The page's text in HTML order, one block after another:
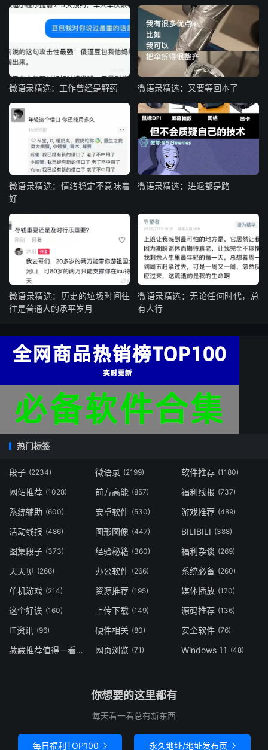
微语录精选：工作曾经是解药 微语录精选：又要等回本了
微语录精选：情绪稳定不意味着
好
微语录精选：进退都是路
微语录精选：历史的垃圾时间往
往是普通人的承平岁月
微语录精选：无论任何时代，总
有人行
热门标签
段子 (2234) 微语录 (2199) 软件推荐 (1180)
网站推荐 (1028) 前方高能 (857) 福利线报 (737)
系统辅助 (600) 安卓软件 (530) 游戏推荐 (489)
活动线报 (486) 图形图像 (447) BILIBILI (388)
图集段子 (373) 经验秘籍 (360) 福利杂谈 (269)
天天见 (266) 办公软件 (266) 系统必备 (260)
单机游戏 (214) 资源推荐 (195) 媒体播放 (170)
这个好诶 (160) 上传下载 (149) 源码推荐 (136)
IT资讯 (96) 硬件相关 (80) 安全软件 (76)
藏藏推荐值得一看(73) 网页浏览 (71) Windows 11 (48)
你想要的这里都有
每天看一看总有新东西
每日福利TOP100  永久地址/地址发布页 